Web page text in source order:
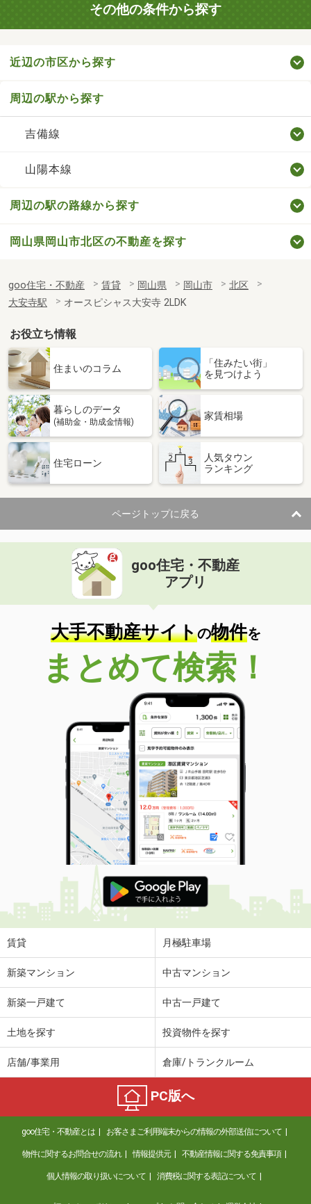
その他の条件から探す
近辺の市区から探す
周辺の駅から探す
吉備線
山陽本線
周辺の駅の路線から探す
岡山県岡山市北区の不動産を探す
goo住宅・不動産 賃貸 岡山県 岡山市
北区
大安寺駅
オースピシャス大安寺 2LDK
お役立ち情報
住まいのコラム
「住みたい街」
を見つけよう
暮らしのデータ
(補助金・助成金情報)
家賃相場
住宅ローン
人気タウン
ランキング
ページトップに戻る
goo住宅・不動産
アプリ
大手不動産サイトの物件を
まとめて検索！
賃貸 月極駐車場
新築マンション 中古マンション
新築一戸建て 中古一戸建て
土地を探す 投資物件を探す
店舗/事業用 倉庫/トランクルーム
PC版へ
goo住宅・不動産とは お客さまご利用端末からの情報の外部送信について
物件に関するお問合せの流れ 情報提供元 不動産情報に関する免責事項
個人情報の取り扱いについて 消費税に関する表記について